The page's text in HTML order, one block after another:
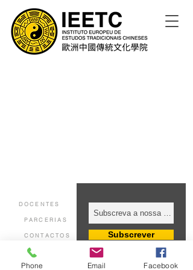
DOCENTES
PARCERIAS
CONTACTOS Subscrever
Phone Email Facebook